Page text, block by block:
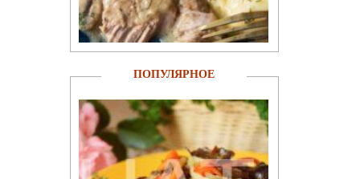
ПОПУЛЯРНОЕ